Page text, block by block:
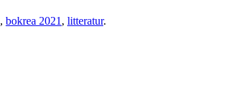
, bokrea 2021 , litteratur.